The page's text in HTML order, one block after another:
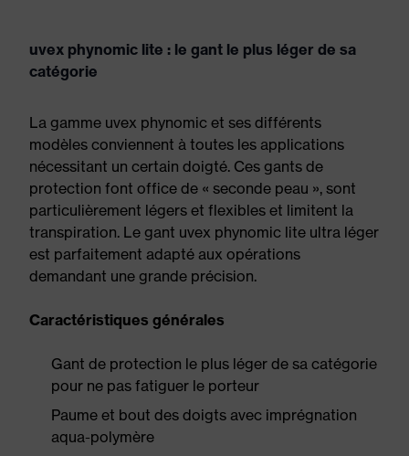
uvex phynomic lite : le gant le plus léger de sa
catégorie
La gamme uvex phynomic et ses différents
modèles conviennent à toutes les applications
nécessitant un certain doigté. Ces gants de
protection font office de « seconde peau », sont
particulièrement légers et flexibles et limitent la
transpiration. Le gant uvex phynomic lite ultra léger
est parfaitement adapté aux opérations
demandant une grande précision.
Caractéristiques générales
Gant de protection le plus léger de sa catégorie
pour ne pas fatiguer le porteur
Paume et bout des doigts avec imprégnation
aqua-polymère